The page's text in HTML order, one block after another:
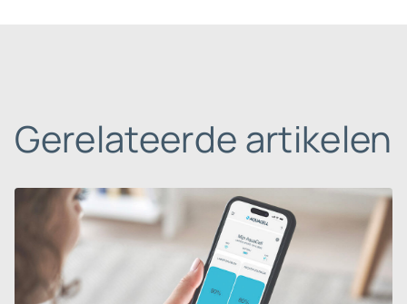
Gerelateerde artikelen